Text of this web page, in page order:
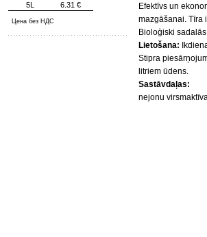
5L
6.31 €
Цена без НДС
Efektīvs un
mazgāšanai. Tīra
Bioloģiski
Lietošana:
Stipra
litriem ūdens.
Sastāvdaļas:
nejonu